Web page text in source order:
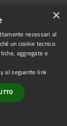
2025 Comune di
Trentola Ducenta
byMunicipium
redazione
×
necessari al
un cookie tecnico
aggregate e
al seguente link